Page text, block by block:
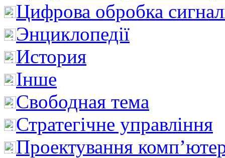
Цифрова обробка
Энциклопедії
История
Інше
Свободная тема
Стратегічне управління
Проектування